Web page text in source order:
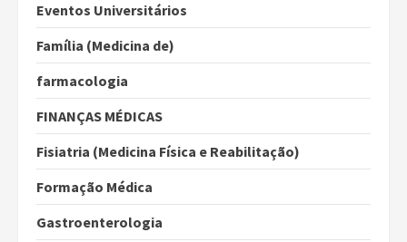
Eventos Universitários
Família (Medicina de)
farmacologia
FINANÇAS MÉDICAS
Fisiatria (Medicina Física e Reabilitação)
Formação Médica
Gastroenterologia